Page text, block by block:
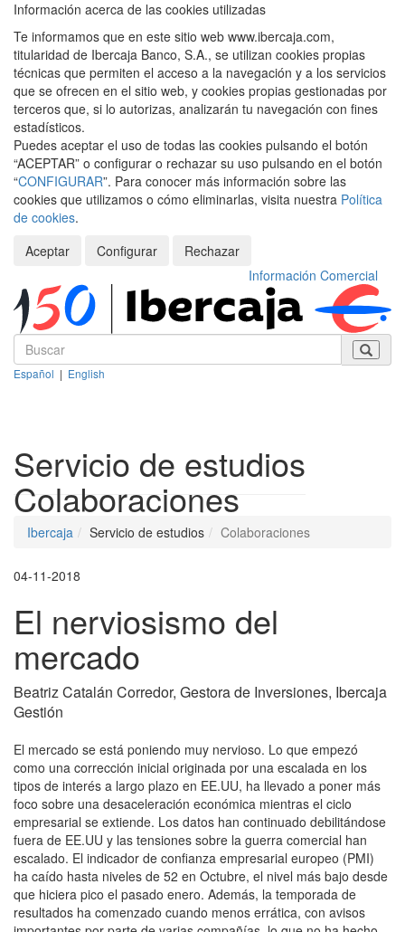
Información acerca de las cookies utilizadas
Te informamos que en este sitio web www.ibercaja.com,
titularidad de Ibercaja Banco, S.A., se utilizan cookies propias
técnicas que permiten el acceso a la navegación y a los servicios
que se ofrecen en el sitio web, y cookies propias gestionadas por
terceros que, si lo autorizas, analizarán tu navegación con fines
estadísticos.
Puedes aceptar el uso de todas las cookies pulsando el botón
“ACEPTAR” o configurar o rechazar su uso pulsando en el botón
“CONFIGURAR”. Para conocer más información sobre las
cookies que utilizamos o cómo eliminarlas, visita nuestra Política
de cookies.
Aceptar
Configurar
Rechazar
Información Comercial
Español | English
Servicio de estudios
Colaboraciones
Ibercaja Servicio de estudios Colaboraciones
04-11-2018
El nerviosismo del
mercado
Beatriz Catalán Corredor, Gestora de Inversiones, Ibercaja
Gestión
El mercado se está poniendo muy nervioso. Lo que empezó
como una corrección inicial originada por una escalada en los
tipos de interés a largo plazo en EE.UU, ha llevado a poner más
foco sobre una desaceleración económica mientras el ciclo
empresarial se extiende. Los datos han continuado debilitándose
fuera de EE.UU y las tensiones sobre la guerra comercial han
escalado. El indicador de confianza empresarial europeo (PMI)
ha caído hasta niveles de 52 en Octubre, el nivel más bajo desde
que hiciera pico el pasado enero. Además, la temporada de
resultados ha comenzado cuando menos errática, con avisos